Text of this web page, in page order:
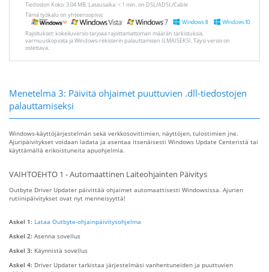
Tiedoston Koko: 3.04 MB, Latausaika: < 1 min. on DSL/ADSL/Cable
Tämä työkalu on yhteensopiva:
Rajoitukset: kokeiluversio tarjoaa rajoittamattoman määrän tarkistuksia,
varmuuskopioita ja Windows-rekisterin palauttamisen ILMAISEKSI. Täysi versio on
ostettava.
Menetelmä 3: Päivitä ohjaimet puuttuvien .dll-tiedostojen
palauttamiseksi
Windows-käyttöjärjestelmän sekä verkkosovittimien, näyttöjen, tulostimien jne.
Ajuripäivitykset voidaan ladata ja asentaa itsenäisesti Windows Update Centeristä tai
käyttämällä erikoistuneita apuohjelmia.
VAIHTOEHTO 1 - Automaattinen Laiteohjainten Päivitys
Outbyte Driver Updater päivittää ohjaimet automaattisesti Windowsissa. Ajurien
rutiinipäivitykset ovat nyt menneisyyttä!
Askel 1: Lataa Outbyte-ohjainpäivitysohjelma
Askel 2: Asenna sovellus
Askel 3: Käynnistä sovellus
Askel 4: Driver Updater tarkistaa järjestelmäsi vanhentuneiden ja puuttuvien